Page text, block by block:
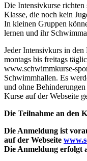
Die Intensivkurse richten
Klasse, die noch kein
In kleinen Gruppen
lernen und ihr
Jeder Intensivkurs in
montags bis freitags
www.schwimmkurse-
Schwimmhallen. Es
und ohne
Kurse auf der Webseite
Die Teilnahme an den
Die Anmeldung ist
auf der Webseite
Die Anmeldung erfolgt